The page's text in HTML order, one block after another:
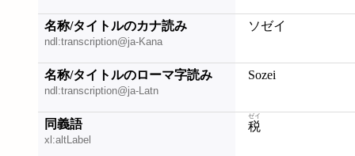
名称/タイトルのカナ読み
ndl:transcription@ja-Kana
ソゼイ
名称/タイトルのローマ字読み
ndl:transcription@ja-Latn
Sozei
同義語
xl:altLabel
税
ゼイ